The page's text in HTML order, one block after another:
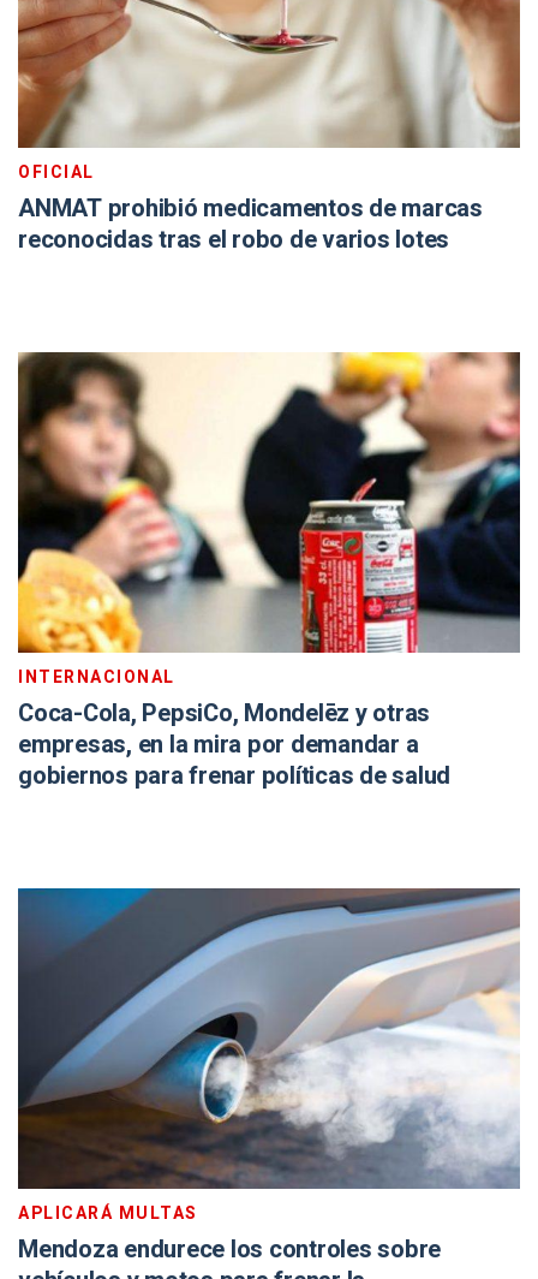
OFICIAL
ANMAT prohibió medicamentos de marcas
reconocidas tras el robo de varios lotes
INTERNACIONAL
Coca-Cola, PepsiCo, Mondelēz y otras
empresas, en la mira por demandar a
gobiernos para frenar políticas de salud
APLICARÁ MULTAS
Mendoza endurece los controles sobre